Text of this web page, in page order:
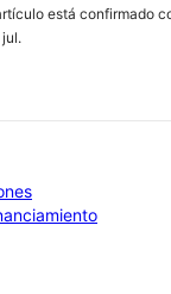
está confirmado